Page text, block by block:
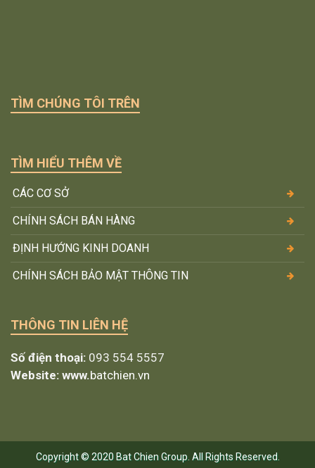
TÌM CHÚNG TÔI TRÊN
TÌM HIỂU THÊM VỀ
CÁC CƠ SỞ
CHÍNH SÁCH BÁN HÀNG
ĐỊNH HƯỚNG KINH DOANH
CHÍNH SÁCH BẢO MẬT THÔNG TIN
THÔNG TIN LIÊN HỆ
Số điện thoại: 093 554 5557
Website: www.batchien.vn
Copyright © 2020 Bat Chien Group. All Rights Reserved.